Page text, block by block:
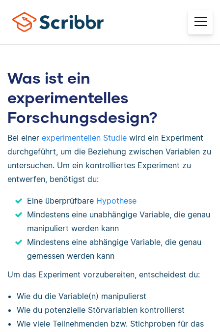
Was ist ein
experimentelles
Forschungsdesign?
Bei einer experimentellen Studie wird ein Experiment
durchgeführt, um die Beziehung zwischen Variablen zu
untersuchen. Um ein kontrolliertes Experiment zu
entwerfen, benötigst du:
Eine überprüfbare Hypothese
Mindestens eine unabhängige Variable, die genau
manipuliert werden kann
Mindestens eine abhängige Variable, die genau
gemessen werden kann
Um das Experiment vorzubereiten, entscheidest du:
Wie du die Variable(n) manipulierst
Wie du potenzielle Störvariablen kontrollierst
Wie viele Teilnehmenden bzw. Stichproben für das